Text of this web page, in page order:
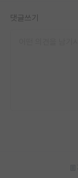
댓글쓰기